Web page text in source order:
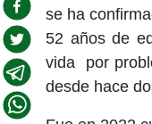
se ha
52 años de
vida por
desde hace